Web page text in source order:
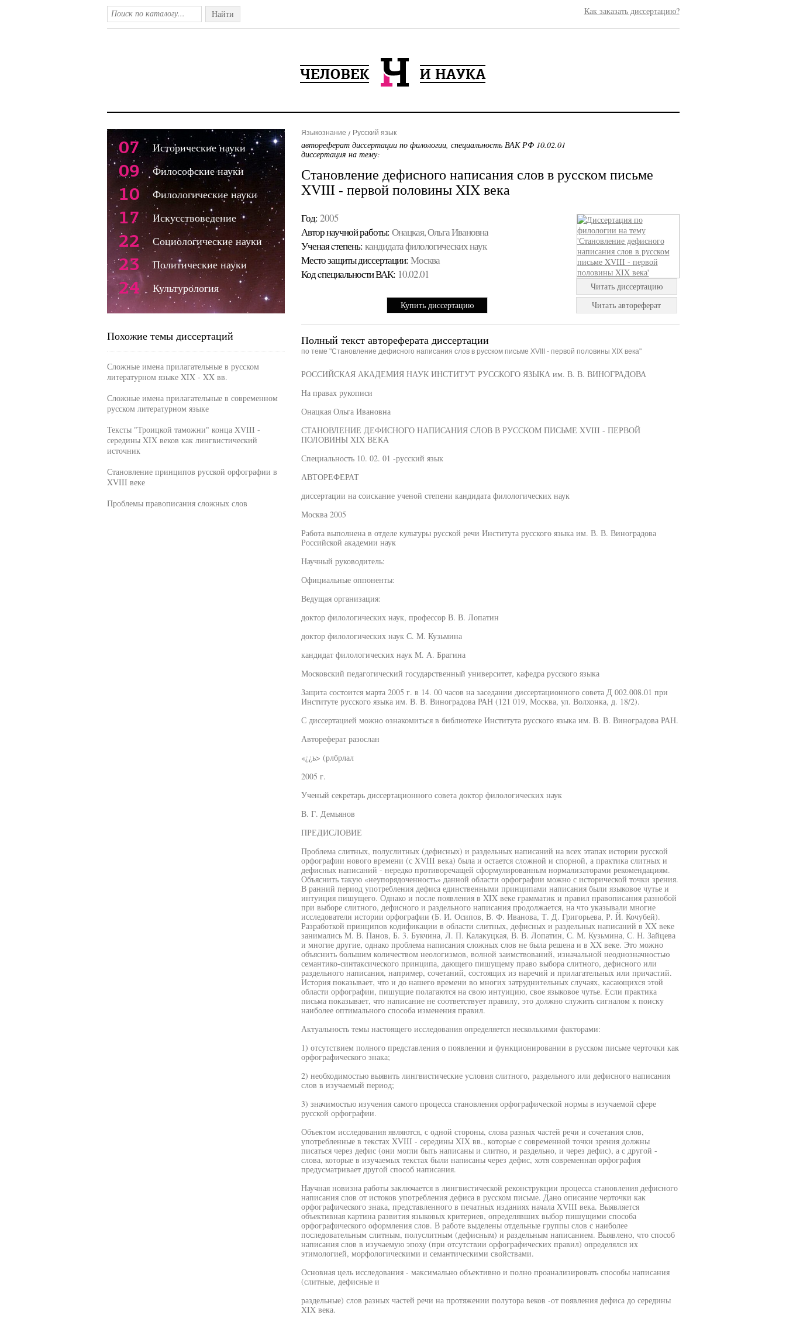
Найти Как заказать диссертацию?
Языкознание Русский язык
автореферат диссертации по филологии, специальность ВАК РФ 10.02.01
диссертация на тему:
Становление дефисного написания слов в русском письме
XVIII - первой половины XIX века
Год: 2005
Автор научной работы: Онацкая, Ольга Ивановна
Ученая cтепень: кандидата филологических наук
Место защиты диссертации: Москва
Код cпециальности ВАК: 10.02.01
Купить диссертацию
Читать диссертацию
Читать автореферат
Полный текст автореферата диссертации
по теме "Становление дефисного написания слов в русском письме XVIII - первой половины XIX века"
РОССИЙСКАЯ АКАДЕМИЯ НАУК ИНСТИТУТ РУССКОГО ЯЗЫКА им. В. В. ВИНОГРАДОВА
На правах рукописи
Онацкая Ольга Ивановна
СТАНОВЛЕНИЕ ДЕФИСНОГО НАПИСАНИЯ СЛОВ В РУССКОМ ПИСЬМЕ XVIII - ПЕРВОЙ
ПОЛОВИНЫ XIX ВЕКА
Специальность 10. 02. 01 -русский язык
АВТОРЕФЕРАТ
диссертации на соискание ученой степени кандидата филологических наук
Москва 2005
Работа выполнена в отделе культуры русской речи Института русского языка им. В. В. Виноградова
Российской академии наук
Научный руководитель:
Официальные оппоненты:
Ведущая организация:
доктор филологических наук, профессор В. В. Лопатин
доктор филологических наук С. М. Кузьмина
кандидат филологических наук М. А. Брагина
Московский педагогический государственный университет, кафедра русского языка
Защита состоится марта 2005 г. в 14. 00 часов на заседании диссертационного совета Д 002.008.01 при
Институте русского языка им. В. В. Виноградова РАН (121 019, Москва, ул. Волхонка, д. 18/2).
С диссертацией можно ознакомиться в библиотеке Института русского языка им. В. В. Виноградова РАН.
Автореферат разослан
«¿¿ь> (рлбрлал
2005 г.
Ученый секретарь диссертационного совета доктор филологических наук
В. Г. Демьянов
ПРЕДИСЛОВИЕ
Проблема слитных, полуслитных (дефисных) и раздельных написаний на всех этапах истории русской
орфографии нового времени (с XVIII века) была и остается сложной и спорной, а практика слитных и
дефисных написаний - нередко противоречащей сформулированным нормализаторами рекомендациям.
Объяснить такую «неупорядоченность» данной области орфографии можно с исторической точки зрения.
В ранний период употребления дефиса единственными принципами написания были языковое чутье и
интуиция пишущего. Однако и после появления в XIX веке грамматик и правил правописания разнобой
при выборе слитного, дефисного и раздельного написания продолжается, на что указывали многие
исследователи истории орфографии (Б. И. Осипов, В. Ф. Иванова, Т. Д. Григорьева, Р. Й. Кочубей).
Разработкой принципов кодификации в области слитных, дефисных и раздельных написаний в XX веке
занимались М. В. Панов, Б. 3. Букчина, Л. П. Калакуцкая, В. В. Лопатин, С. М. Кузьмина, С. Н. Зайцева
и многие другие, однако проблема написания сложных слов не была решена и в XX веке. Это можно
объяснить большим количеством неологизмов, волной заимствований, изначальной неоднозначностью
семантико-синтаксического принципа, дающего пишущему право выбора слитного, дефисного или
раздельного написания, например, сочетаний, состоящих из наречий и прилагательных или причастий.
История показывает, что и до нашего времени во многих затруднительных случаях, касающихся этой
области орфографии, пишущие полагаются на свою интуицию, свое языковое чутье. Если практика
письма показывает, что написание не соответствует правилу, это должно служить сигналом к поиску
наиболее оптимального способа изменения правил.
Актуальность темы настоящего исследования определяется несколькими факторами:
1) отсутствием полного представления о появлении и функционировании в русском письме черточки как
орфографического знака;
2) необходимостью выявить лингвистические условия слитного, раздельного или дефисного написания
слов в изучаемый период;
3) значимостью изучения самого процесса становления орфографической нормы в изучаемой сфере
русской орфографии.
Объектом исследования являются, с одной стороны, слова разных частей речи и сочетания слов,
употребленные в текстах XVIII - середины XIX вв., которые с современной точки зрения должны
писаться через дефис (они могли быть написаны и слитно, и раздельно, и через дефис), а с другой -
слова, которые в изучаемых текстах были написаны через дефис, хотя современная орфография
предусматривает другой способ написания.
Научная новизна работы заключается в лингвистической реконструкции процесса становления дефисного
написания слов от истоков употребления дефиса в русском письме. Дано описание черточки как
орфографического знака, представленного в печатных изданиях начала XVIII века. Выявляется
объективная картина развития языковых критериев, определявших выбор пишущими способа
орфографического оформления слов. В работе выделены отдельные группы слов с наиболее
последовательным слитным, полуслитным (дефисным) и раздельным написанием. Выявлено, что способ
написания слов в изучаемую эпоху (при отсутствии орфографических правил) определялся их
этимологией, морфологическими и семантическими свойствами.
Основная цель исследования - максимально объективно и полно проанализировать способы написания
(слитные, дефисные и
раздельные) слов разных частей речи на протяжении полутора веков -от появления дефиса до середины
XIX века.
07 Исторические науки
09 Философские науки
10 Филологические науки
17 Искусствоведение
22 Социологические науки
23 Политические науки
24 Культурология
Похожие темы диссертаций
Сложные имена прилагательные в русском
литературном языке XIX - XX вв.
Сложные имена прилагательные в современном
русском литературном языке
Тексты "Троицкой таможни" конца XVIII -
середины XIX веков как лингвистический
источник
Становление принципов русской орфографии в
XVIII веке
Проблемы правописания сложных слов